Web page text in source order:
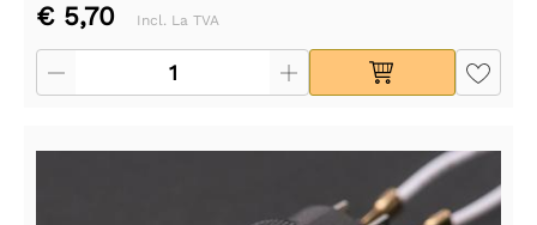
€ 5,70 Incl. La TVA